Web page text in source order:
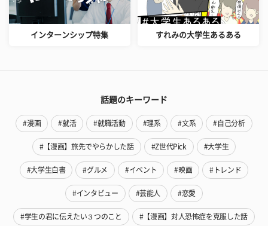
インターンシップ特集 すれみの大学生あるある
話題のキーワード
#漫画 #就活 #就職活動 #理系 #文系 #自己分析
#【漫画】旅先でやらかした話 #Z世代Pick #大学生
#大学生白書 #グルメ #イベント #映画 #トレンド
#インタビュー #芸能人 #恋愛
#学生の君に伝えたい３つのこと #【漫画】対人恐怖症を克服した話